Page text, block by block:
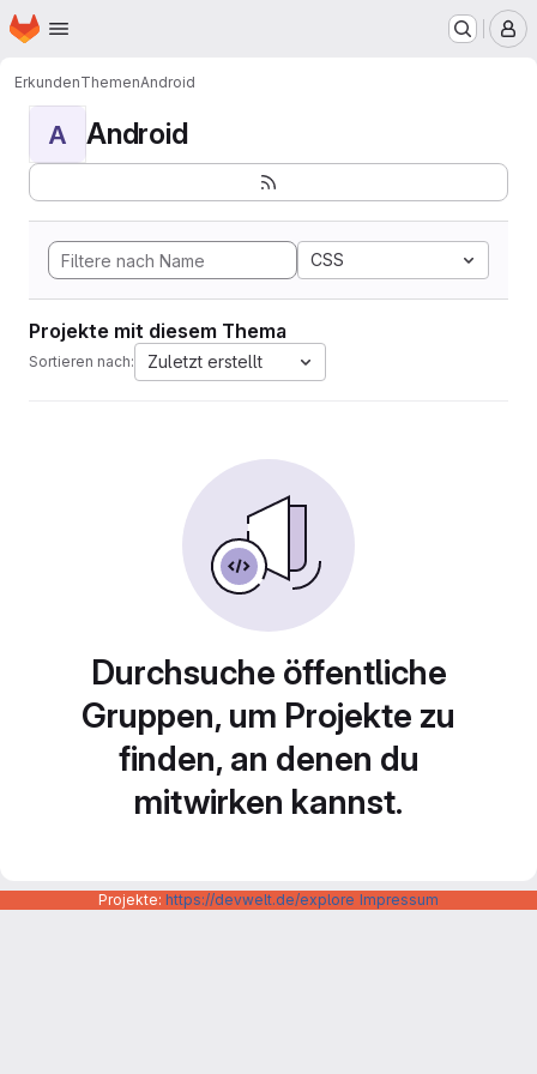
Zum Hauptinhalt springen
Startseite
ErkundenThemenAndroid
A Android
CSS
Projekte mit diesem Thema
Sortieren nach: Zuletzt erstellt
Durchsuche öffentliche
Gruppen, um Projekte zu
finden, an denen du
mitwirken kannst.
Projekte: https://devwelt.de/explore Impressum